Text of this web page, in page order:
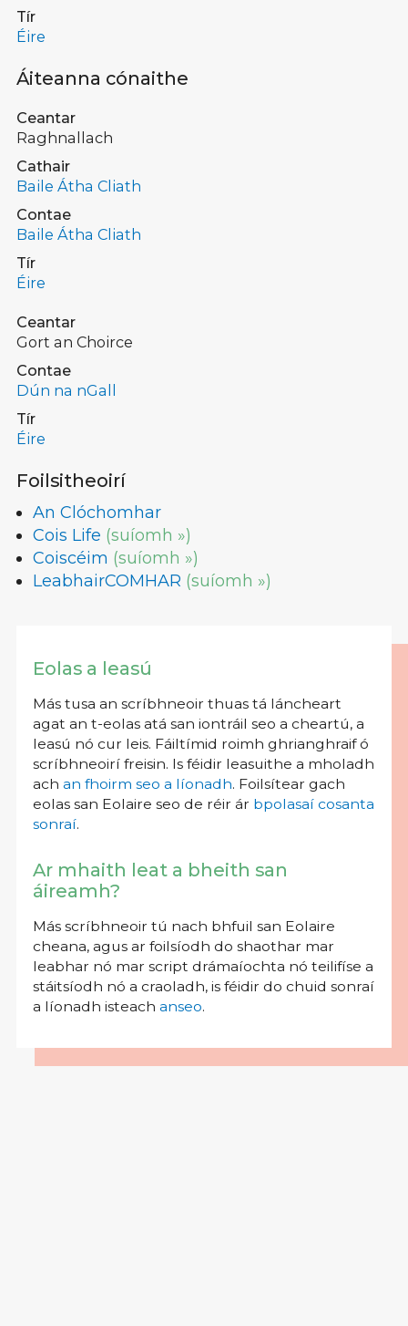
Tír
Éire
Áiteanna cónaithe
Ceantar
Raghnallach
Cathair
Baile Átha Cliath
Contae
Baile Átha Cliath
Tír
Éire
Ceantar
Gort an Choirce
Contae
Dún na nGall
Tír
Éire
Foilsitheoirí
An Clóchomhar
Cois Life (suíomh »)
Coiscéim (suíomh »)
LeabhairCOMHAR (suíomh »)
Eolas a leasú
Más tusa an scríbhneoir thuas tá láncheart
agat an t-eolas atá san iontráil seo a cheartú, a
leasú nó cur leis. Fáiltímid roimh ghrianghraif ó
scríbhneoirí freisin. Is féidir leasuithe a mholadh
ach an fhoirm seo a líonadh. Foilsítear gach
eolas san Eolaire seo de réir ár bpolasaí cosanta
sonraí.
Ar mhaith leat a bheith san
áireamh?
Más scríbhneoir tú nach bhfuil san Eolaire
cheana, agus ar foilsíodh do shaothar mar
leabhar nó mar script drámaíochta nó teilifíse a
stáitsíodh nó a craoladh, is féidir do chuid sonraí
a líonadh isteach anseo.